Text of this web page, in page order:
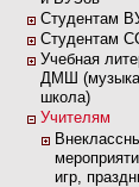
Студентам
Студентам
Учебная
ДМШ
школа)
Учителям
игр,